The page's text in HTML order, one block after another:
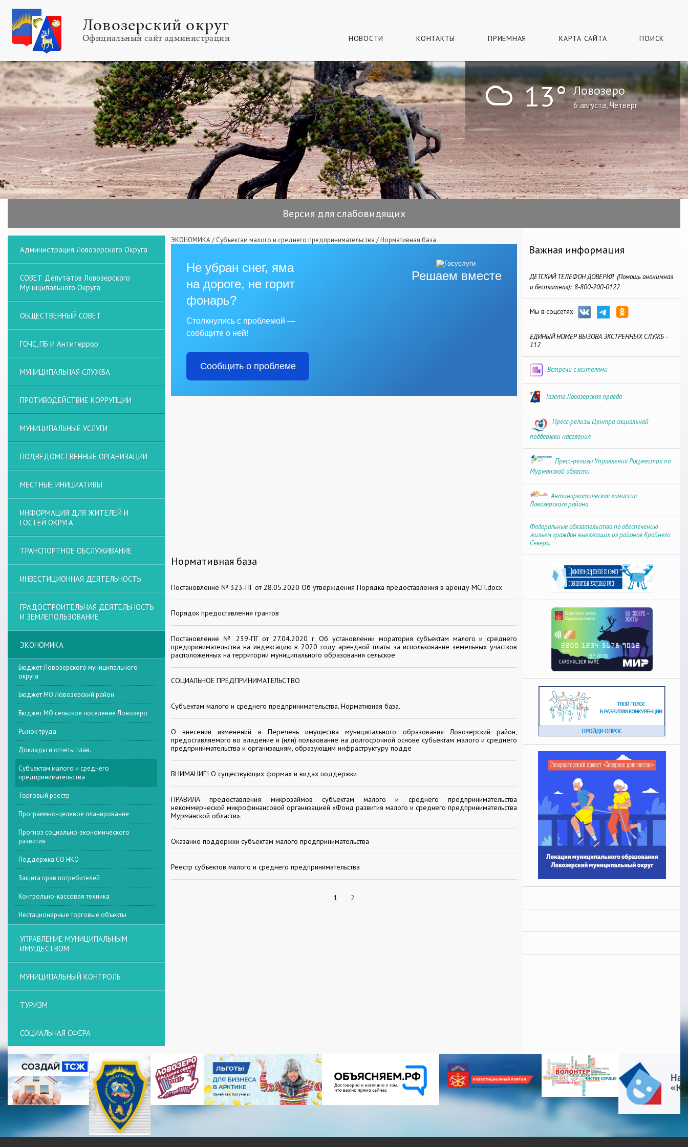
Ловозерский округ
Официальный сайт администрации НОВОСТИ КОНТАКТЫ ПРИЕМНАЯ КАРТА САЙТА ПОИСК
! 13° Ловозеро
6 августа, Четверг
Версия для слабовидящих
ЭКОНОМИКА/ Субъектам малого и среднего предпринимательства / Нормативная база
Решаем вместе
Не убран снег, яма
на дороге, не горит
фонарь?
Столкнулись с проблемой —
сообщите о ней!
Сообщить о проблеме
Нормативная база
Постановление № 323-ПГ от 28.05.2020 Об утверждения Порядка предоставления в аренду МСП.docx
Порядок предоставления грантов
Постановление № 239-ПГ от 27.04.2020 г. Об установлении моратория субъектам малого и среднего
предпринимательства на индексацию в 2020 году арендной платы за использование земельных участков
расположенных на территории муниципального образования сельское
СОЦИАЛЬНОЕ ПРЕДПРИНИМАТЕЛЬСТВО
Cубъектам малого и среднего предпринимательства. Нормативная база.
О внесении изменений в Перечень имущества муниципального образования Ловозерский район,
предоставляемого во владение и (или) пользование на долгосрочной основе субъектам малого и среднего
предпринимательства и организациям, образующим инфраструктуру подде
ВНИМАНИЕ! О существующих формах и видах поддержки
ПРАВИЛА предоставления микрозаймов субъектам малого и среднего предпринимательства
некоммерческой микрофинансовой организацией «Фонд развития малого и среднего предпринимательства
Мурманской области».
Оказание поддержки субъектам малого предпринимательства
Реестр субъектов малого и среднего предпринимательства
1 2
Администрация Ловозерского Округа
СОВЕТ Депутатов Ловозерского
Муниципального Округа
ОБЩЕСТВЕННЫЙ СОВЕТ
ГОЧС, ПБ И Антитеррор
МУНИЦИПАЛЬНАЯ СЛУЖБА
ПРОТИВОДЕЙСТВИЕ КОРРУПЦИИ
МУНИЦИПАЛЬНЫЕ УСЛУГИ
ПОДВЕДОМСТВЕННЫЕ ОРГАНИЗАЦИИ
МЕСТНЫЕ ИНИЦИАТИВЫ
ИНФОРМАЦИЯ ДЛЯ ЖИТЕЛЕЙ И
ГОСТЕЙ ОКРУГА
ТРАНСПОРТНОЕ ОБСЛУЖИВАНИЕ
ИНВЕСТИЦИОННАЯ ДЕЯТЕЛЬНОСТЬ
ГРАДОСТРОИТЕЛЬНАЯ ДЕЯТЕЛЬНОСТЬ
И ЗЕМЛЕПОЛЬЗОВАНИЕ
ЭКОНОМИКА
Бюджет Ловозерского муниципального
округа
Бюджет МО Ловозерский район
Бюджет МО сельское поселение Ловозеро
Рынок труда
Доклады и отчеты глав.
Субъектам малого и среднего
предпринимательства
Торговый реестр
Программно-целевое планирование
Прогноз социально-экономического
развития
Поддержка СО НКО
Защита прав потребителей
Контрольно-кассовая техника
Нестационарные торговые объекты
УПРАВЛЕНИЕ МУНИЦИПАЛЬНЫМ
ИМУЩЕСТВОМ
МУНИЦИПАЛЬНЫЙ КОНТРОЛЬ
ТУРИЗМ
СОЦИАЛЬНАЯ СФЕРА
Важная информация
ДЕТСКИЙ ТЕЛЕФОН ДОВЕРИЯ (Помощь анонимная
и бесплатная): 8-800-200-0122
Мы в соцсетях
ЕДИНЫЙ НОМЕР ВЫЗОВА ЭКСТРЕННЫХ СЛУЖБ -
112
Встречи с жителями
Газета Ловозерская правда
Пресс-релизы Центра социальной
поддержки населения
Пресс-релизы Управления Росреестра по
Мурманской области
Антинаркотическая комиссия
Ловозерского района
Федеральные обязательства по обеспечению
жильем граждан выезжащих из районов Крайнего
Севера.